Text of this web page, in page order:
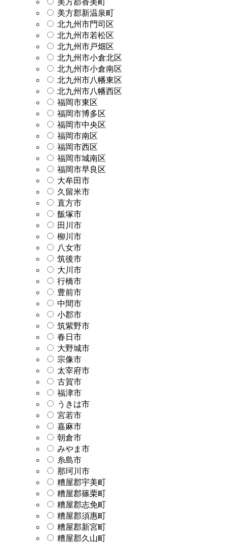
美方郡新温泉町
北九州市門司区
北九州市若松区
北九州市戸畑区
北九州市小倉北区
北九州市小倉南区
北九州市八幡東区
北九州市八幡西区
福岡市東区
福岡市博多区
福岡市中央区
福岡市南区
福岡市西区
福岡市城南区
福岡市早良区
大牟田市
久留米市
直方市
飯塚市
田川市
柳川市
八女市
筑後市
大川市
行橋市
豊前市
中間市
小郡市
筑紫野市
春日市
大野城市
宗像市
太宰府市
古賀市
福津市
うきは市
宮若市
嘉麻市
朝倉市
みやま市
糸島市
那珂川市
糟屋郡宇美町
糟屋郡篠栗町
糟屋郡志免町
糟屋郡須惠町
糟屋郡新宮町
糟屋郡久山町